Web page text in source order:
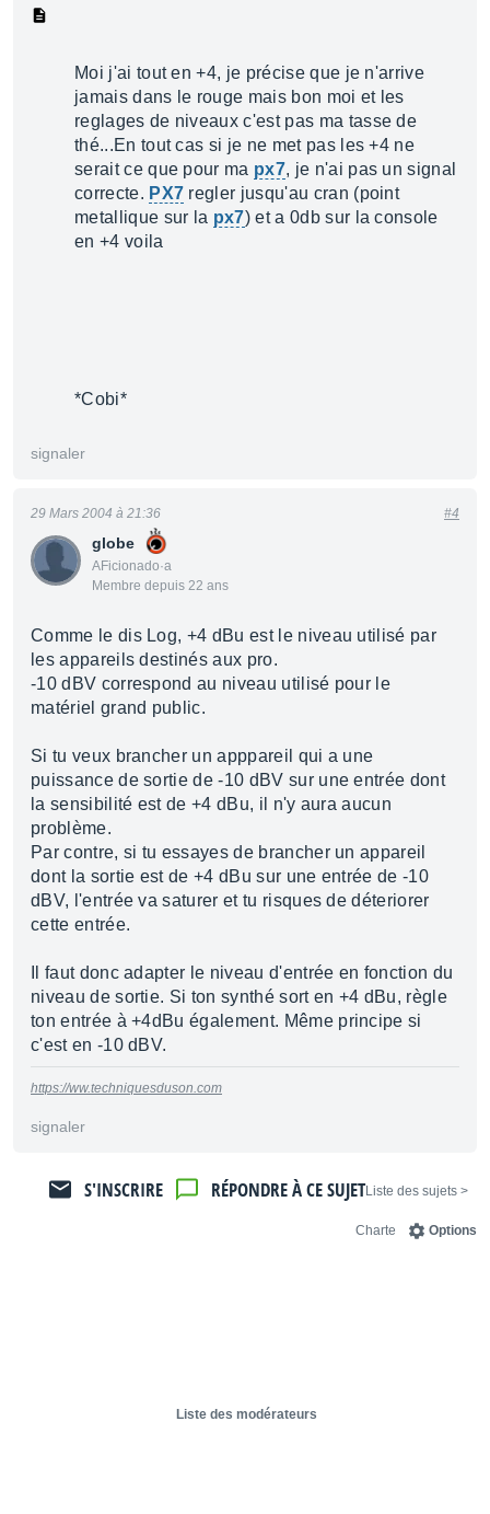
Moi j'ai tout en +4, je précise que je n'arrive
jamais dans le rouge mais bon moi et les
reglages de niveaux c'est pas ma tasse de
thé...En tout cas si je ne met pas les +4 ne
serait ce que pour ma px7, je n'ai pas un signal
correcte. PX7 regler jusqu'au cran (point
metallique sur la px7) et a 0db sur la console
en +4 voila
*Cobi*
signaler
globe
AFicionado·a
Membre depuis 22 ans
29 Mars 2004 à 21:36 #4
Comme le dis Log, +4 dBu est le niveau utilisé par
les appareils destinés aux pro.
-10 dBV correspond au niveau utilisé pour le
matériel grand public.
Si tu veux brancher un apppareil qui a une
puissance de sortie de -10 dBV sur une entrée dont
la sensibilité est de +4 dBu, il n'y aura aucun
problème.
Par contre, si tu essayes de brancher un appareil
dont la sortie est de +4 dBu sur une entrée de -10
dBV, l'entrée va saturer et tu risques de déteriorer
cette entrée.
Il faut donc adapter le niveau d'entrée en fonction du
niveau de sortie. Si ton synthé sort en +4 dBu, règle
ton entrée à +4dBu également. Même principe si
c'est en -10 dBV.
https://ww.techniquesduson.com
signaler
< Liste des sujets
RÉPONDRE À CE SUJET
S'INSCRIRE
Options
Charte
Liste des modérateurs